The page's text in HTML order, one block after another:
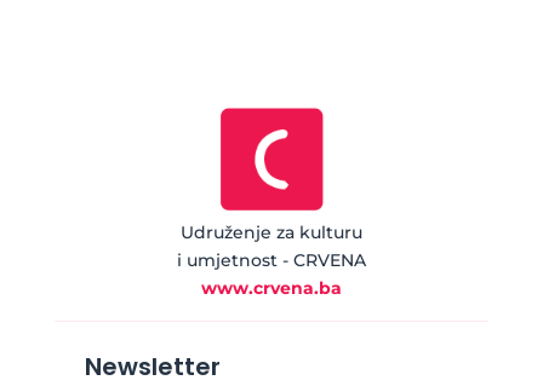
Udruženje za kulturu
i umjetnost - CRVENA
www.crvena.ba
Newsletter